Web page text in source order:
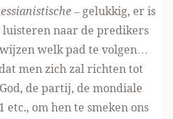
– gelukkig, er is
luisteren naar de predikers
welk pad te volgen…
men zich zal richten tot
de partij, de mondiale
etc., om hen te smeken ons